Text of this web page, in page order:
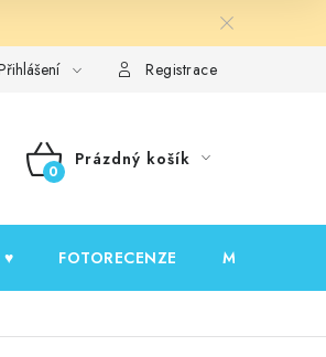
Ověřování recenzíRegistrace
NÁKUPNÍ
Prázdný košík
♥️ FOTORECENZE MOJE